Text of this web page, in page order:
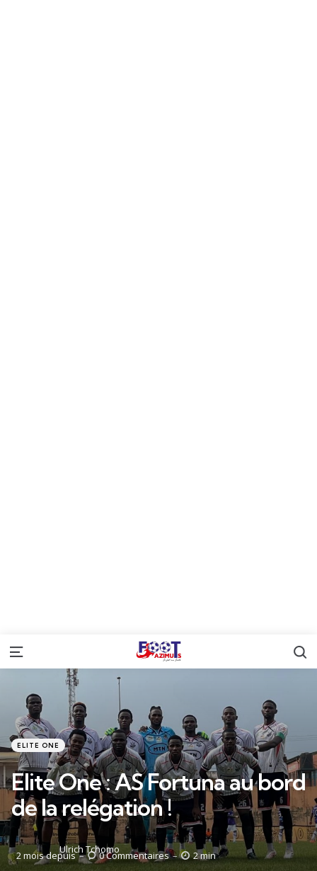
Menu
Catégories
Posté
dans
ELITE ONE
Elite One : AS Fortuna au bord
de la relégation !
Posté
par
Ulrich Tchomo
2 mois depuis 0Commentaires 2 min